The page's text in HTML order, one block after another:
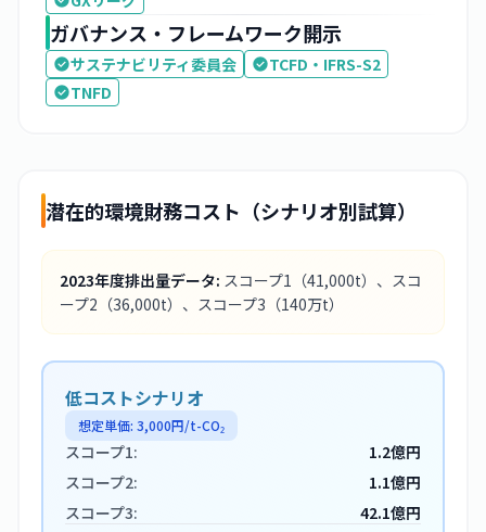
ガバナンス・フレームワーク開示
サステナビリティ委員会
TCFD・IFRS-S2
TNFD
潜在的環境財務コスト（シナリオ別試算）
2023年度排出量データ: スコープ1 （41,000t） 、スコ
ープ2 （36,000t） 、スコープ3 （140万t）
低コストシナリオ
想定単価: 3,000円/t-CO₂
スコープ1:
1.2億円
スコープ2:
1.1億円
スコープ3:
42.1億円